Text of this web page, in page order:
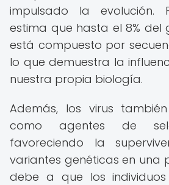
impulsado la evolución.
estima que hasta el 8% del
está compuesto por
lo que demuestra la
nuestra propia biología.
Además, los virus
como agentes de
favoreciendo la
variantes genéticas en una
debe a que los